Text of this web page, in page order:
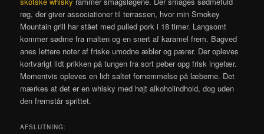
røg, der giver associationer til terrassen, hvor min Smokey
Mountain grill har stået med pulled pork i 18 timer. Langsomt
kommer sødme fra malten og en snert af karamel frem. Bagved
anes lettere noter af friske umodne æbler og pærer. Der opleves
kortvarigt lidt prikken på tungen fra sort peber opg frisk ingefær.
Momentvis opleves en lidt saltet fornemmelse på læberne. Det
mærkes at det er en whisky med højt alkoholindhold, dog uden
den fremstår sprittet.
AFSLUTNING: